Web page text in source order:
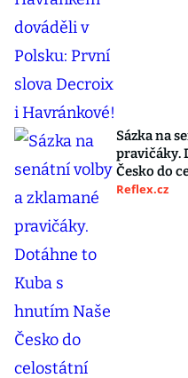
Sázka na
pravičáky.
Česko do
Reflex.cz